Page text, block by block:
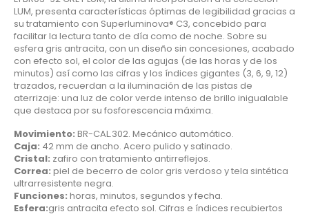
LUM, presenta características óptimas de legibilidad gracias a
su tratamiento con Superluminova® C3, concebido para
facilitar la lectura tanto de día como de noche. Sobre su
esfera gris antracita, con un diseño sin concesiones, acabado
con efecto sol, el color de las agujas (de las horas y de los
minutos) así como las cifras y los índices gigantes (3, 6, 9, 12)
trazados, recuerdan a la iluminación de las pistas de
aterrizaje: una luz de color verde intenso de brillo inigualable
que destaca por su fosforescencia máxima.
Movimiento: BR-CAL.302. Mecánico automático.
Caja: 42 mm de ancho. Acero pulido y satinado.
Cristal: zafiro con tratamiento antirreflejos.
Correa: piel de becerro de color gris verdoso y tela sintética
ultrarresistente negra.
Funciones: horas, minutos, segundos y fecha.
Esfera:gris antracita efecto sol. Cifras e índices recubiertos